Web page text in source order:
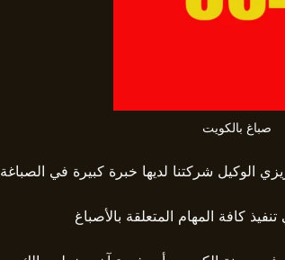
صباغ بالكويت
الوكيل شركتنا لديها خبرة كبيرة في الصباغة
كافة المهام المتعلقة بالأصباغ